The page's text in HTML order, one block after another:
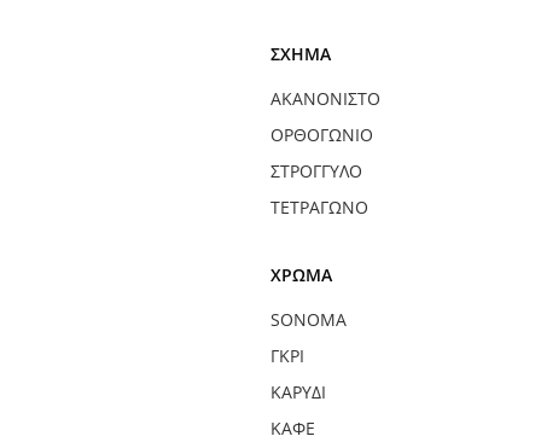
ΣΧΉΜΑ
ΑΚΑΝΌΝΙΣΤΟ
ΟΡΘΟΓΏΝΙΟ
ΣΤΡΟΓΓΥΛΌ
ΤΕΤΡΆΓΩΝΟ
ΧΡΏΜΑ
SONOMA
ΓΚΡΙ
ΚΑΡΥΔΊ
ΚΑΦΈ